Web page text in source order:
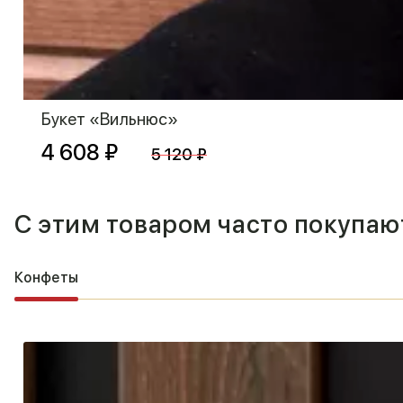
Букет «Вильнюс»
4 608 ₽ 5 120 ₽
С этим товаром часто
Конфеты